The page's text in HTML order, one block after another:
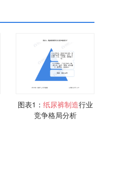
图表1： 纸尿裤制造行业
竞争格局分析